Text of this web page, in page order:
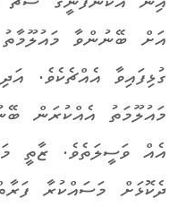
އަށް ބޭނުންވާ
ގުޅިފައިވާ އެއްޗެކެވެ.
މައުލޫމަތު އެއްކުރަން
އެއް ވަސީލަތެވެ. ޒާތީ
ދެކޮޅަށް މަސައްކުރާ